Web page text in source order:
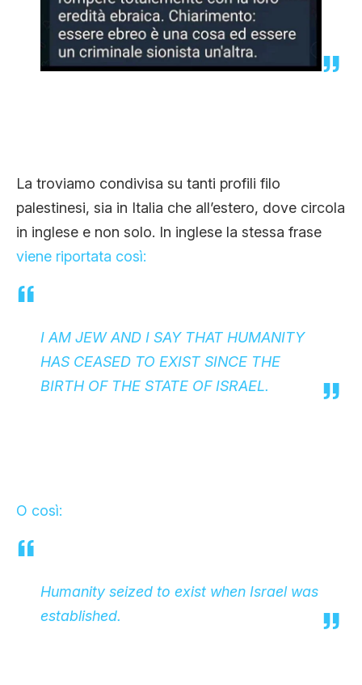
La troviamo condivisa su tanti profili filo
palestinesi, sia in Italia che all’estero, dove circola
in inglese e non solo. In inglese la stessa frase
viene riportata così:
I AM JEW AND I SAY THAT HUMANITY
HAS CEASED TO EXIST SINCE THE
BIRTH OF THE STATE OF ISRAEL.
O così:
Humanity seized to exist when Israel was
established.